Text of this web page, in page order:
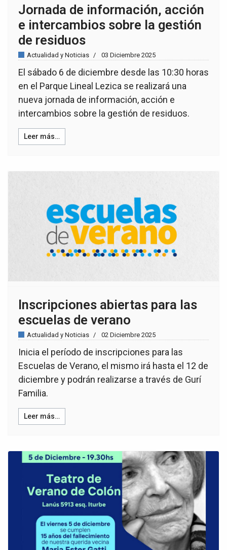
Jornada de información, acción
e intercambios sobre la gestión
de residuos
Actualidad y Noticias 03 Diciembre 2025
El sábado 6 de diciembre desde las 10:30 horas
en el Parque Lineal Lezica se realizará una
nueva jornada de información, acción e
intercambios sobre la gestión de residuos.
Leer más…
Inscripciones abiertas para las
escuelas de verano
Actualidad y Noticias 02 Diciembre 2025
Inicia el período de inscripciones para las
Escuelas de Verano, el mismo irá hasta el 12 de
diciembre y podrán realizarse a través de Gurí
Familia.
Leer más…